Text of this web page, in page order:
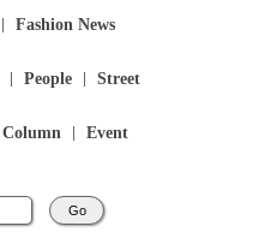
Fashion News
People Street
Column Event
Go